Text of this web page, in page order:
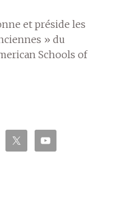
et préside les
» du
Schools of